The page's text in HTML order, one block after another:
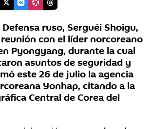
ruso, Serguéi Shoigu,
con el líder norcoreano
Pyongyang, durante la cual
asuntos de seguridad y
este 26 de julio la agencia
Yonhap, citando a la
Central de Corea del